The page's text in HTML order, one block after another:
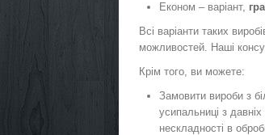
Економ – варіант,
Всі варіанти таких
можливостей. Наші
Крім того, ви можете:
Замовити вироби з
усипальниці з
нескладності в